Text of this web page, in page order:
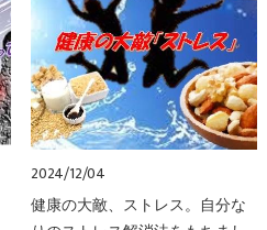
2024/12/04
健康の大敵、ストレス。自分な